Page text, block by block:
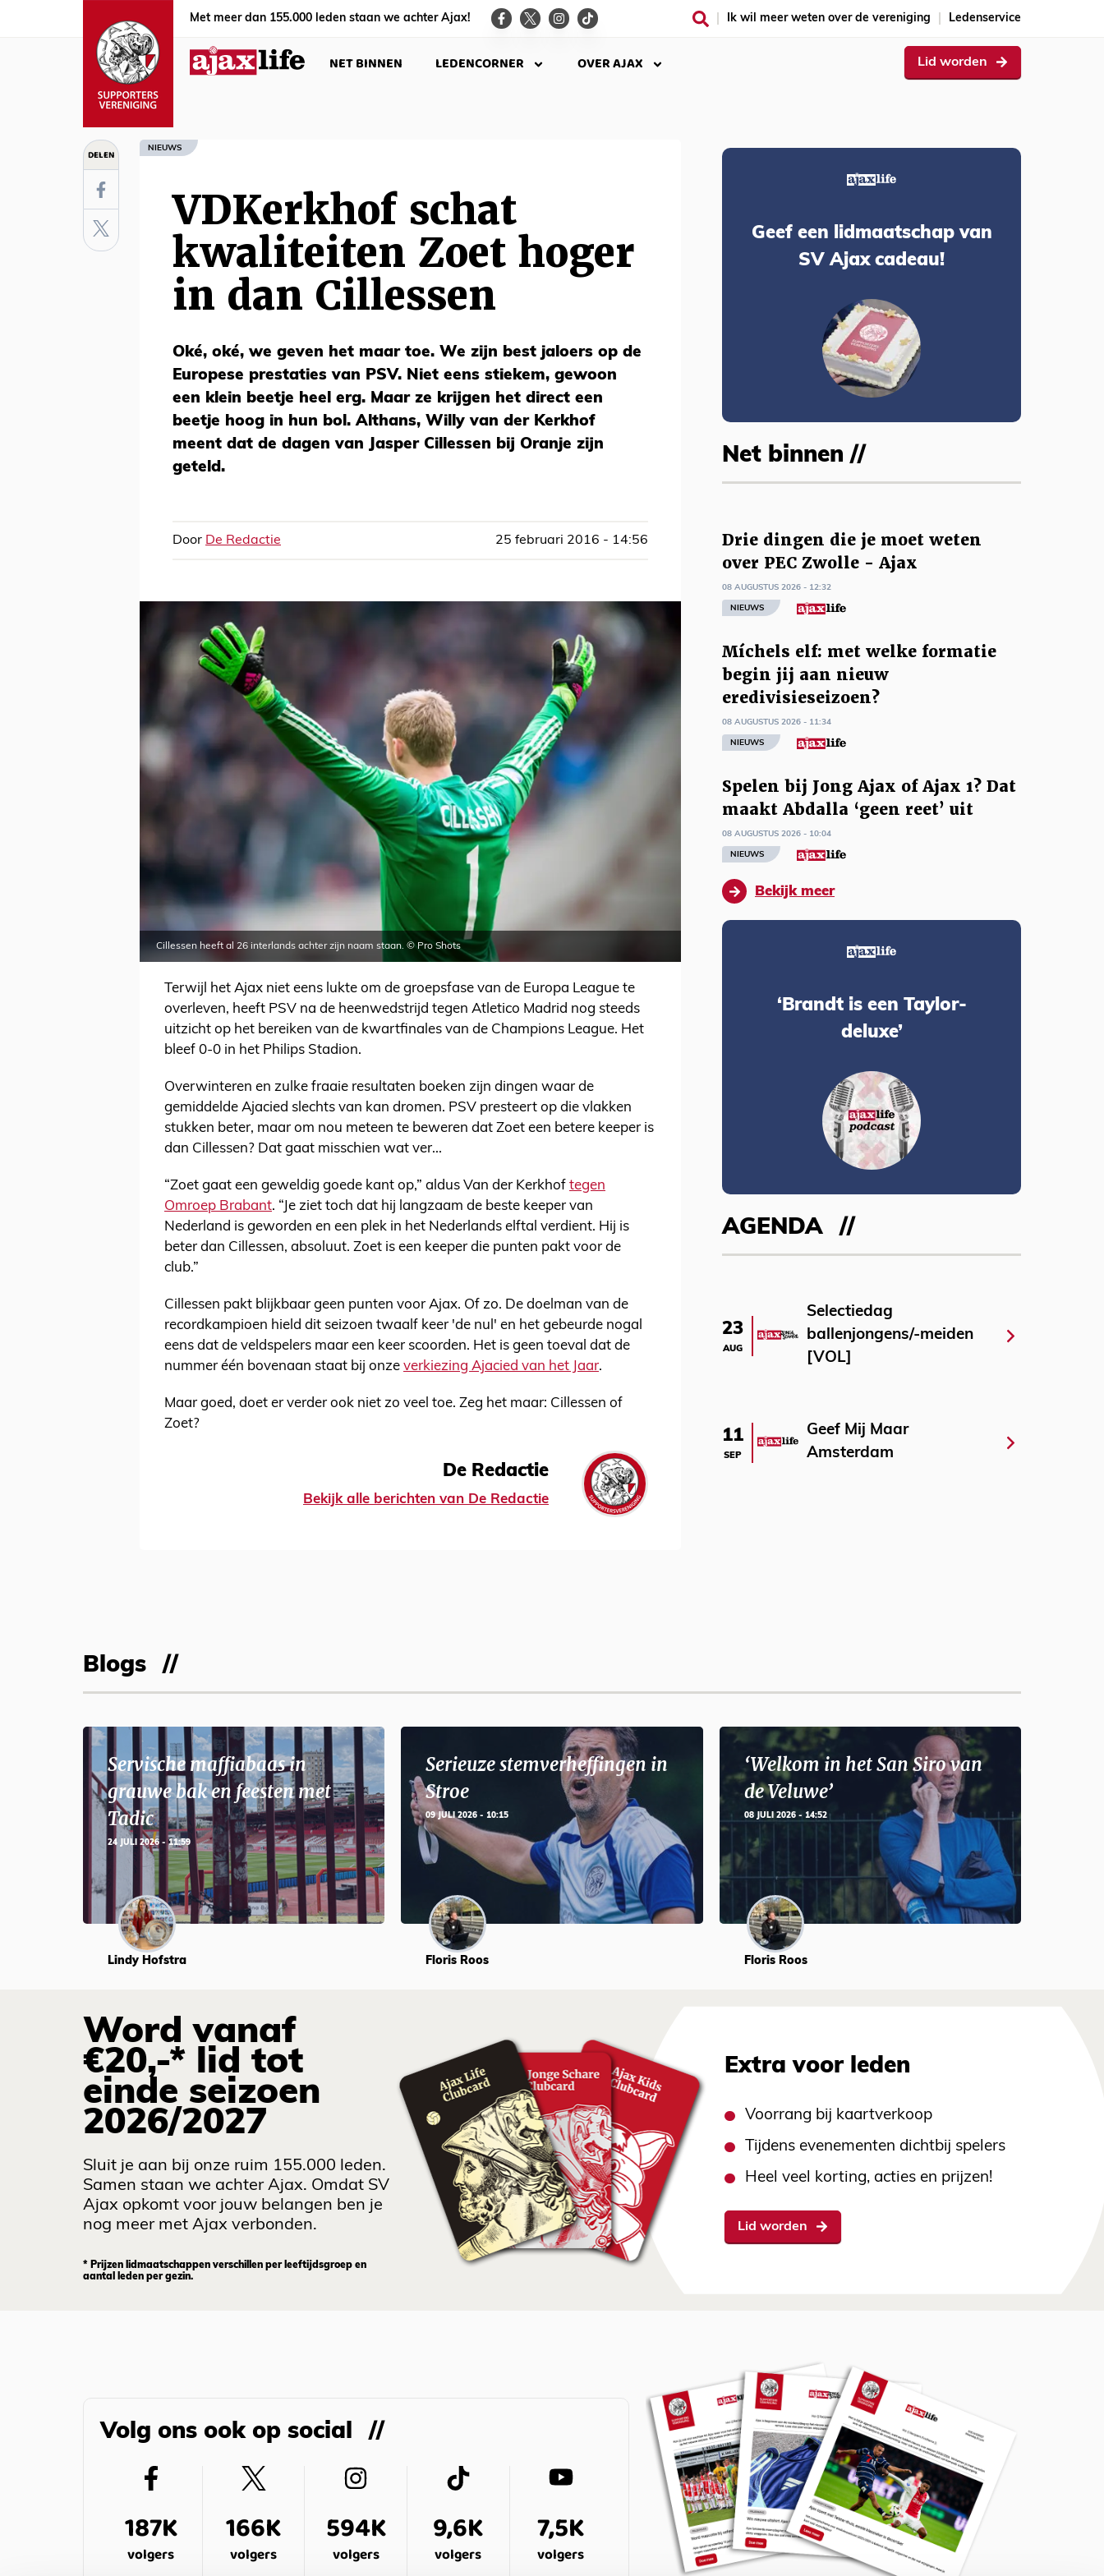
Met meer dan 155.000 leden staan we achter Ajax! Ik wil meer weten over de vereniging Ledenservice
NET BINNEN LEDENCORNER OVER AJAX Lid worden
DELEN NIEUWS
VDKerkhof schat
kwaliteiten Zoet hoger
in dan Cillessen
Oké, oké, we geven het maar toe. We zijn best jaloers op de
Europese prestaties van PSV. Niet eens stiekem, gewoon
een klein beetje heel erg. Maar ze krijgen het direct een
beetje hoog in hun bol. Althans, Willy van der Kerkhof
meent dat de dagen van Jasper Cillessen bij Oranje zijn
geteld.
Door De Redactie 25 februari 2016 - 14:56
Cillessen heeft al 26 interlands achter zijn naam staan. © Pro Shots
Terwijl het Ajax niet eens lukte om de groepsfase van de Europa League te
overleven, heeft PSV na de heenwedstrijd tegen Atletico Madrid nog steeds
uitzicht op het bereiken van de kwartfinales van de Champions League. Het
bleef 0-0 in het Philips Stadion.
Overwinteren en zulke fraaie resultaten boeken zijn dingen waar de
gemiddelde Ajacied slechts van kan dromen. PSV presteert op die vlakken
stukken beter, maar om nou meteen te beweren dat Zoet een betere keeper is
dan Cillessen? Dat gaat misschien wat ver...
“Zoet gaat een geweldig goede kant op,” aldus Van der Kerkhof tegen
Omroep Brabant. “Je ziet toch dat hij langzaam de beste keeper van
Nederland is geworden en een plek in het Nederlands elftal verdient. Hij is
beter dan Cillessen, absoluut. Zoet is een keeper die punten pakt voor de
club.”
Cillessen pakt blijkbaar geen punten voor Ajax. Of zo. De doelman van de
recordkampioen hield dit seizoen twaalf keer 'de nul' en het gebeurde nogal
eens dat de veldspelers maar een keer scoorden. Het is geen toeval dat de
nummer één bovenaan staat bij onze verkiezing Ajacied van het Jaar.
Maar goed, doet er verder ook niet zo veel toe. Zeg het maar: Cillessen of
Zoet?
De Redactie
Bekijk alle berichten van De Redactie
Geef een lidmaatschap van
SV Ajax cadeau!
Net binnen //
Drie dingen die je moet weten
over PEC Zwolle - Ajax
08 AUGUSTUS 2026 - 12:32
NIEUWS
Míchels elf: met welke formatie
begin jij aan nieuw
eredivisieseizoen?
08 AUGUSTUS 2026 - 11:34
NIEUWS
Spelen bij Jong Ajax of Ajax 1? Dat
maakt Abdalla ‘geen reet’ uit
08 AUGUSTUS 2026 - 10:04
NIEUWS
Bekijk meer
‘Brandt is een Taylor-
deluxe’
AGENDA
23
AUG
Selectiedag
ballenjongens/-meiden
[VOL]
11
SEP
Geef Mij Maar
Amsterdam
Blogs
Servische maffiabaas in
grauwe bak en feesten met
Tadic
24 JULI 2026 - 11:59
Lindy Hofstra
Serieuze stemverheffingen in
Stroe
09 JULI 2026 - 10:15
Floris Roos
‘Welkom in het San Siro van
de Veluwe’
08 JULI 2026 - 14:52
Floris Roos
Word vanaf
€20,-* lid tot
einde seizoen
2026/2027
Sluit je aan bij onze ruim 155.000 leden.
Samen staan we achter Ajax. Omdat SV
Ajax opkomt voor jouw belangen ben je
nog meer met Ajax verbonden.
* Prijzen lidmaatschappen verschillen per leeftijdsgroep en
aantal leden per gezin.
Extra voor leden
Voorrang bij kaartverkoop
Tijdens evenementen dichtbij spelers
Heel veel korting, acties en prijzen!
Lid worden
Volg ons ook op social
187K
volgers
166K
volgers
594K
volgers
9,6K
volgers
7,5K
volgers